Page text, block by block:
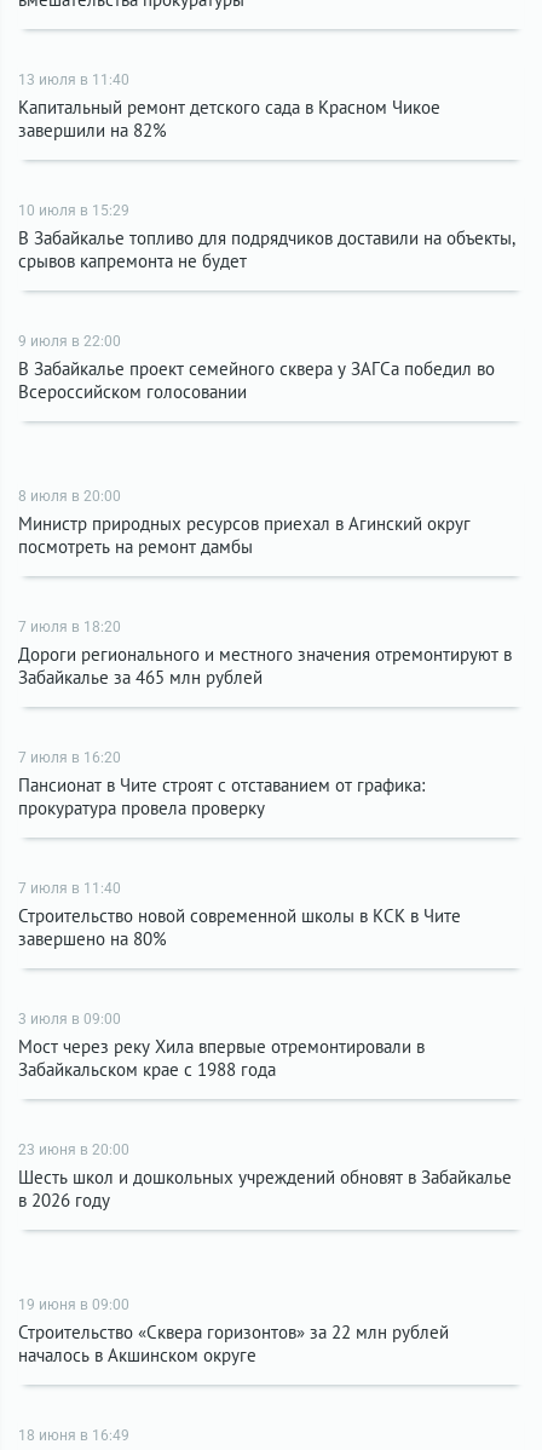
13 июля в 11:40
Капитальный ремонт детского сада в Красном Чикое
завершили на 82%
10 июля в 15:29
В Забайкалье топливо для подрядчиков доставили на объекты,
срывов капремонта не будет
9 июля в 22:00
В Забайкалье проект семейного сквера у ЗАГСа победил во
Всероссийском голосовании
8 июля в 20:00
Министр природных ресурсов приехал в Агинский округ
посмотреть на ремонт дамбы
7 июля в 18:20
Дороги регионального и местного значения отремонтируют в
Забайкалье за 465 млн рублей
7 июля в 16:20
Пансионат в Чите строят с отставанием от графика:
прокуратура провела проверку
7 июля в 11:40
Строительство новой современной школы в КСК в Чите
завершено на 80%
3 июля в 09:00
Мост через реку Хила впервые отремонтировали в
Забайкальском крае с 1988 года
23 июня в 20:00
Шесть школ и дошкольных учреждений обновят в Забайкалье
в 2026 году
19 июня в 09:00
Строительство «Сквера горизонтов» за 22 млн рублей
началось в Акшинском округе
18 июня в 16:49